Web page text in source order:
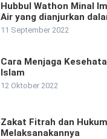
Hubbul Wathon Minal
Air yang dianjurkan
11 September 2022
Cara Menjaga
Islam
12 Oktober 2022
Zakat Fitrah dan Hukum
Melaksanakannya